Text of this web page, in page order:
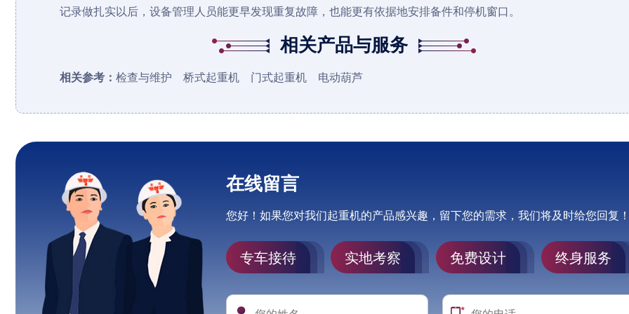
记录做扎实以后，设备管理人员能更早发现重复故障，也能更有依据地安排备件和停机窗口。
相关产品与服务
相关参考： 检查与维护 桥式起重机 门式起重机 电动葫芦
在线留言
您好！如果您对我们起重机的产品感兴趣，留下您的需求，我们将及时给您回复
专车接待 实地考察 免费设计 终身服务